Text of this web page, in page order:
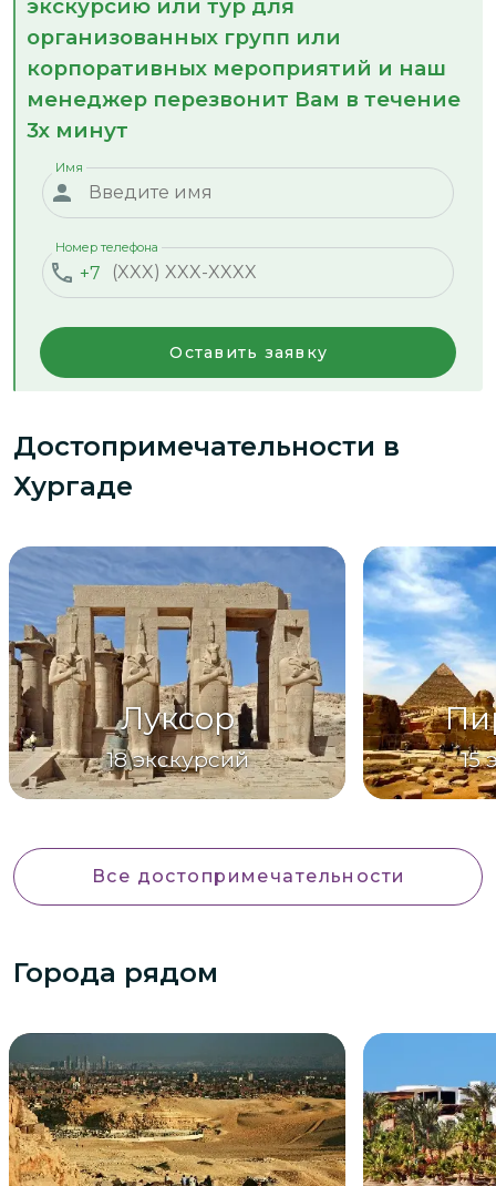
экскурсию или тур для
организованных групп или
корпоративных мероприятий и наш
менеджер перезвонит Вам в течение
3х минут
Имя
+7
Номер телефона
Оставить заявку
Достопримечательности в
Хургаде
Луксор
18 экскурсий 15
Все достопримечательности
Города рядом